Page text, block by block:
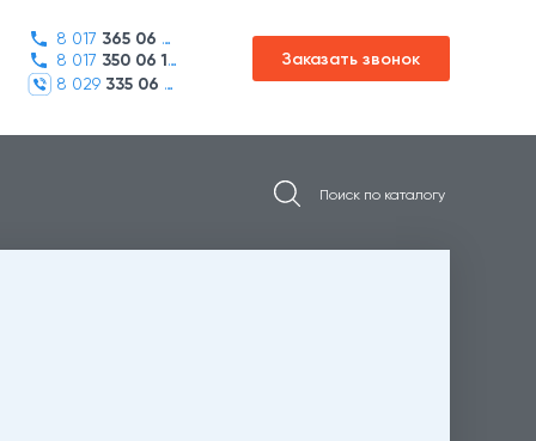
8 017 365 06 45
8 017 350 06 16
8 029 335 06 01
Заказать звонок